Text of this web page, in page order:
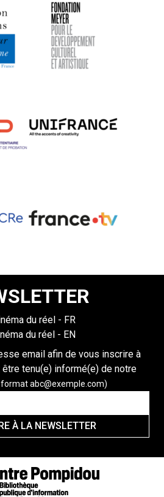
du réel - FR
du réel - EN
email afin de vous inscrire à
tenu(e) informé(e) de notre
abc@exemple.com)
À LA NEWSLETTER